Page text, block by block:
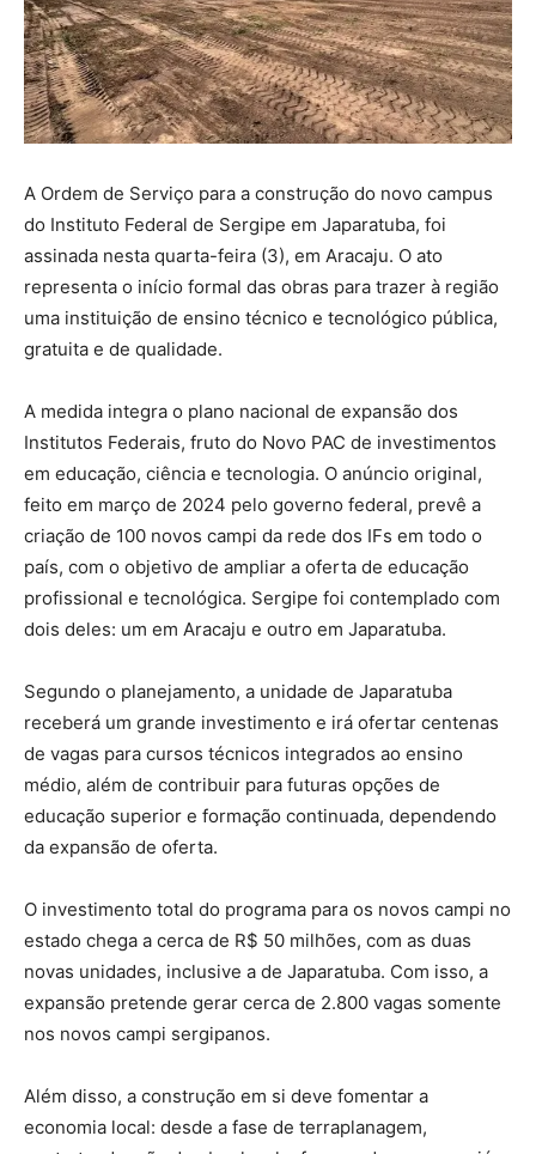
A Ordem de Serviço para a construção do novo campus
do Instituto Federal de Sergipe em Japaratuba, foi
assinada nesta quarta-feira (3), em Aracaju. O ato
representa o início formal das obras para trazer à região
uma instituição de ensino técnico e tecnológico pública,
gratuita e de qualidade.
A medida integra o plano nacional de expansão dos
Institutos Federais, fruto do Novo PAC de investimentos
em educação, ciência e tecnologia. O anúncio original,
feito em março de 2024 pelo governo federal, prevê a
criação de 100 novos campi da rede dos IFs em todo o
país, com o objetivo de ampliar a oferta de educação
profissional e tecnológica. Sergipe foi contemplado com
dois deles: um em Aracaju e outro em Japaratuba.
Segundo o planejamento, a unidade de Japaratuba
receberá um grande investimento e irá ofertar centenas
de vagas para cursos técnicos integrados ao ensino
médio, além de contribuir para futuras opções de
educação superior e formação continuada, dependendo
da expansão de oferta.
O investimento total do programa para os novos campi no
estado chega a cerca de R$ 50 milhões, com as duas
novas unidades, inclusive a de Japaratuba. Com isso, a
expansão pretende gerar cerca de 2.800 vagas somente
nos novos campi sergipanos.
Além disso, a construção em si deve fomentar a
economia local: desde a fase de terraplanagem,